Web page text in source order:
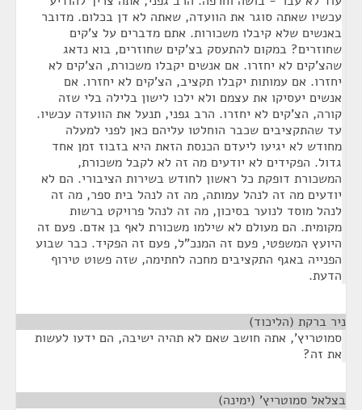
עכשיו שאתה סוגר את הוועדה, שאתה לא דן בכלום. מדובר
באנשים שלא קיבלו משכורות. אתם מדברים על צ'קים
שחוזרים? במקום להתעסק בצ'קים שחוזרים, בוא נדאג
שהצ'קים לא יחזרו. אם אנשים יקבלו משכורת, הצ'קים לא
יחזרו. אם עמותות יקבלו תקציב, הצ'קים לא יחזרו. אם
אנשים יעסיקו את עצמם ולא ילכו לישון בלילה בלי שזה
קורה, הצ'קים לא יחזרו. הרב גפני, תנעל את הוועדה עכשיו.
עד שהתקציבים שכבר הוחלטו עליהם כאן לפני למעלה
מחודש לא יגיעו ליעדם הכנסת הזאת היא בזבוז זמן אחד
גדול. הפקידים לא יודעים מה זה לא לקבל משכורת,
המשכורת דופקת כל ראשון לחודש בשירות הציבורי. הם לא
יודעים מה זה לנהל עמותה, מה זה לנהל בית ספר, מה זה
לנהל מוסד לנוער בסיכון, מה זה לנהל פרויקט ברשות
מקומית. הם מעולם לא שילמו משכורת לאף בן אדם. פעם זה
היועץ המשפטי, פעם זה המנכ"ל, פעם זה הפקיד. כבר שבוע
הפנייה באגף התקציבים מחכה לחתימה, שזה פשוט טירוף
הדעת.
ניר ברקת (הליכוד)
סמוטריץ', אתה חושב שאם לא תהיה ישיבה, הם ידעו לעשות
את זה?
בצלאל סמוטריץ' (ימינה)